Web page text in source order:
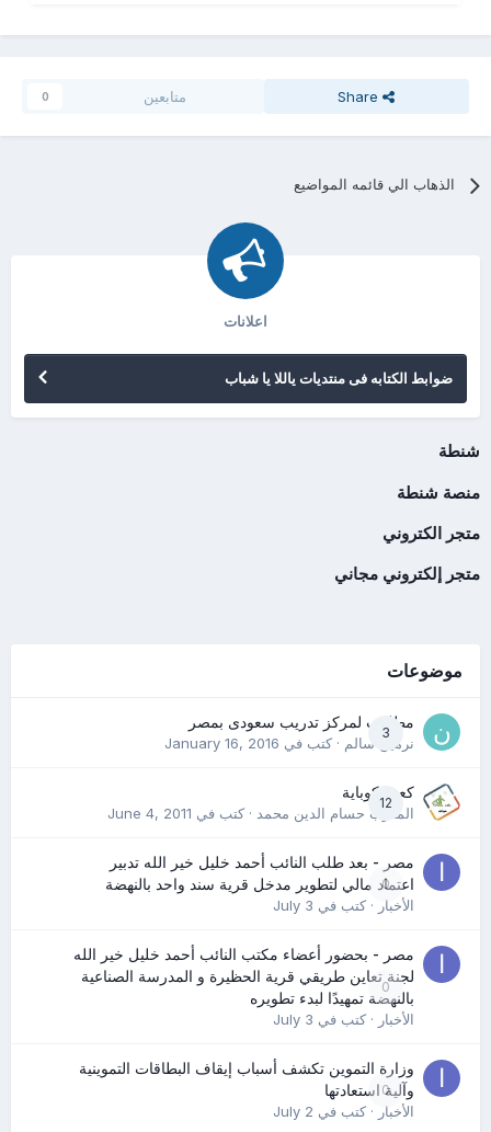
Share متابعين 0
الذهاب الي قائمه المواضيع
اعلانات
ضوابط الكتابه فى منتديات ياللا يا شباب
شنطة
منصة شنطة
متجر الكتروني
متجر إلكتروني مجاني
موضوعات
3
مطلوب لمركز تدريب سعودى بمصر
نرمين سالم· كتب في January 16, 2016
12
كعب كوباية
المدرب حسام الدين محمد· كتب في June 4, 2011
0
مصر - بعد طلب النائب أحمد خليل خير الله تدبير
اعتماد مالي لتطوير مدخل قرية سند واحد بالنهضة
الأخبار· كتب في July 3
0
مصر - بحضور أعضاء مكتب النائب أحمد خليل خير الله
لجنة تعاين طريقي قرية الحظيرة و المدرسة الصناعية
بالنهضة تمهيدًا لبدء تطويره
الأخبار· كتب في July 3
0
وزارة التموين تكشف أسباب إيقاف البطاقات التموينية
وآلية استعادتها
الأخبار· كتب في July 2